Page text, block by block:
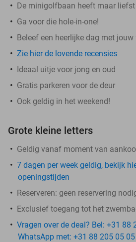
De minigolfbaan heeft maar
Ga voor die hole-in-one!
Beleef een heerlijke dag met
Zie hier de lovende recensies
Ideaal uitje voor jong en oud
Gratis parkeren voor de deur
Ook geldig in het weekend!
Grote kleine letters
Geldig vanaf moment van
7 dagen per week geldig, bekijk
openingstijden
Reserveren: geen reservering
Exclusief toegang tot het
Vragen over de deal? Bel: +31 88
WhatsApp met: +31 88 205 05 05